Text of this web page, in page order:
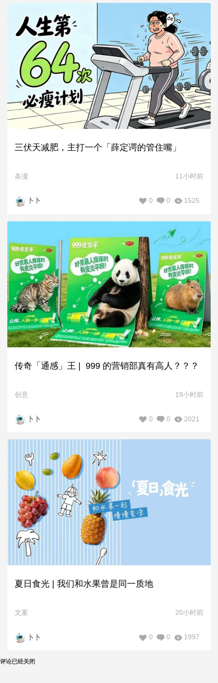
三伏天减肥，主打一个「薛定谔的管住嘴」
条漫 11小时前
卜卜 1525
0
0
传奇「通感」王 | 999 的营销部真有高人？？？
创意 19小时前
卜卜 2021
0
0
夏日食光 | 我们和水果曾是同一质地
文案 20小时前
卜卜 1997
0
0
评论已经关闭